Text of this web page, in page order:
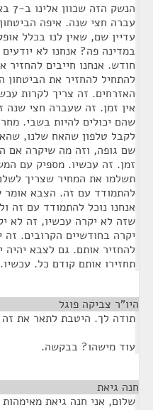
עדיין שם, שאין לנו בכלל
במדינה פה? אנחנו לא
חודש. אנחנו חייבים
להתחיל להחזיר את הביטחון
האזרחים. זה צריך לקרות
אין זמן. זה שעברה חצי
שהם יכולים להיות בשבי.
לקבל טלפון שהאח שלנו,
שם גופה, וזה מה שיקרה אם
זמן. זה עכשיו. מספיק עם
תשלמו את המחיר שצריך
להתמודד עם זה. הצבא אומר
אנחנו נוכל להתמודד עם זה
שזה לא יקרה עכשיו, זה לא
יקרה בחודשיים הקרובים.
להחזיר אותם. גם לצבא
תחזירו אותם קודם כל.
היו"ר צביקה פוגל
תודה לך. היטבת לתאר את זה
עוד מישהו? בבקשה.
חנה גיאת
שלום, אני חנה גיאת מאימהות